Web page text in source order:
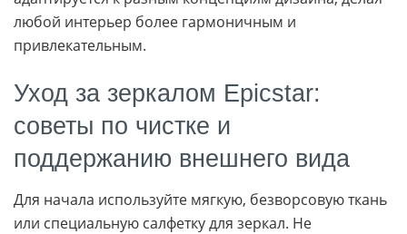
любой интерьер более гармоничным и
привлекательным.
Уход за зеркалом Epicstar:
советы по чистке и
поддержанию внешнего вида
Для начала используйте мягкую, безворсовую ткань
или специальную салфетку для зеркал. Не